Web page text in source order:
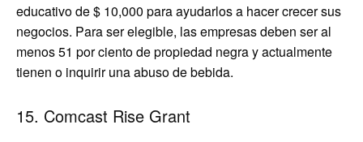
educativo de $ 10,000 para ayudarlos a hacer crecer sus
negocios. Para ser elegible, las empresas deben ser al
menos 51 por ciento de propiedad negra y actualmente
tienen o inquirir una abuso de bebida.
15. Comcast Rise Grant